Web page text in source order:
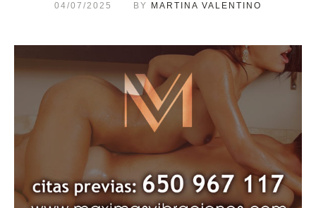
04/07/2025 BY MARTINA VALENTINO